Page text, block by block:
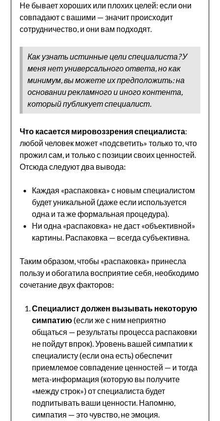
Не бывает хороших или плохих целей: если они
совпадают с вашими — значит происходит
сотрудничество, и они вам подходят.
Как узнать истинные цели специалиста? У
меня нет универсального ответа, но как
минимум, вы можете их предположить: на
основании рекламного и иного контента,
который публикует специалист.
Что касается мировоззрения специалиста:
любой человек может «подсветить» только то, что
прожил сам, и только с позиции своих ценностей.
Отсюда следуют два вывода:
Каждая «распаковка» с новым специалистом
будет уникальной (даже если используется
одна и та же формальная процедура).
Ни одна «распаковка» не даст «объективной»
картины. Распаковка — всегда субъективна.
Таким образом, чтобы «распаковка» принесла
пользу и обогатила восприятие себя, необходимо
сочетание двух факторов:
Специалист должен вызывать некоторую
симпатию (если же с ним неприятно
общаться — результаты процесса распаковки
не пойдут впрок). Уровень вашей симпатии к
специалисту (если она есть) обеспечит
приемлемое совпадение ценностей — и тогда
мета-информация (которую вы получите
«между строк») от специалиста будет
подпитывать ваши ценности. Напомню,
симпатия — это чувство, не эмоция.